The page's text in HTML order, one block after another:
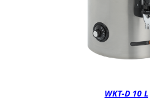
WKT-D 10 L